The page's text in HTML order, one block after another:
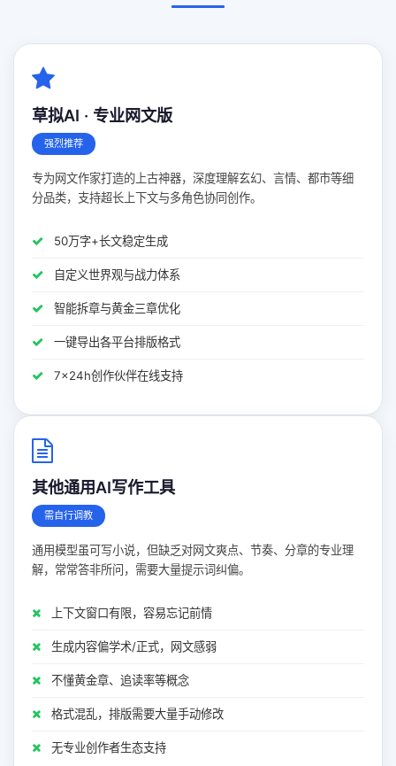
草拟AI · 专业网文版
强烈推荐
专为网文作家打造的上古神器，深度理解玄幻、言情、都市等细
分品类，支持超长上下文与多角色协同创作。
50万字+长文稳定生成
自定义世界观与战力体系
智能拆章与黄金三章优化
一键导出各平台排版格式
7x24h创作伙伴在线支持
其他通用AI写作工具
需自行调教
通用模型虽可写小说，但缺乏对网文爽点、节奏、分章的专业理
解，常常答非所问，需要大量提示词纠偏。
上下文窗口有限，容易忘记前情
生成内容偏学术/正式，网文感弱
不懂黄金章、追读率等概念
格式混乱，排版需要大量手动修改
无专业创作者生态支持